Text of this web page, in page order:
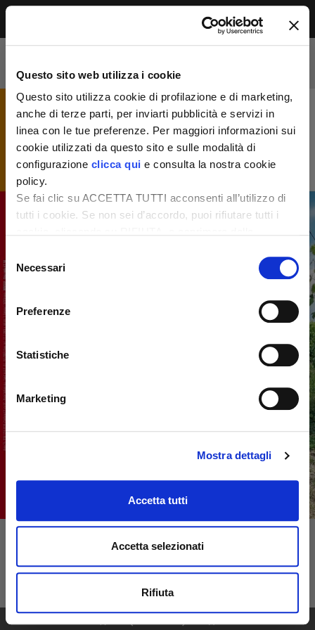
Questo sito web utilizza i cookie
Questo sito utilizza cookie di profilazione e di marketing,
anche di terze parti, per inviarti pubblicità e servizi in
linea con le tue preferenze. Per maggiori informazioni sui
cookie utilizzati da questo sito e sulle modalità di
configurazione clicca qui e consulta la nostra cookie
policy.
Se fai clic su ACCETTA TUTTI acconsenti all’utilizzo di
tutti i cookie. Se non sei d’accordo, puoi rifiutare tutti i
desideri accettare e cliccando ACCETTA SELEZIONATI.
del
consenso
Necessari
Preferenze
Statistiche
Marketing
Mostra dettagli
Accetta tutti
Accetta selezionati
Rifiuta
Accesso riservato agli abbonati
Per leggere questo contenuto, devi essere
abbonato alla rivista. Se sei già abbonato,
accedi subito per continuare la lettura.
Se non sei ancora dei nostri, abbonati ora e
accedi ai tuoi contenuti!